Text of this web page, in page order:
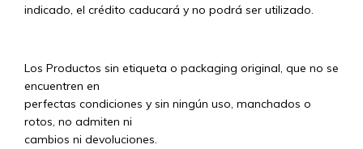
indicado, el crédito caducará y no podrá ser utilizado.
Los Productos sin etiqueta o packaging original, que no se
encuentren en
perfectas condiciones y sin ningún uso, manchados o
rotos, no admiten ni
cambios ni devoluciones.